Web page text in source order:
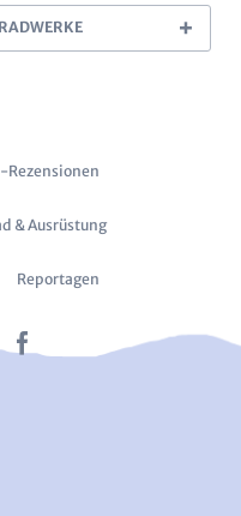
Rezensionen
& Ausrüstung
Reportagen